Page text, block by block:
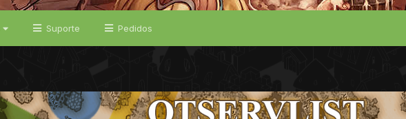
Suporte Pedidos